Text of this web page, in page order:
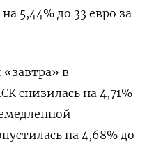
5,44% до 33 евро за
«завтра» в
снизилась на 4,71%
на 4,68% до